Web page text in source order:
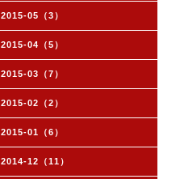
2015-05（3）
2015-04（5）
2015-03（7）
2015-02（2）
2015-01（6）
2014-12（11）